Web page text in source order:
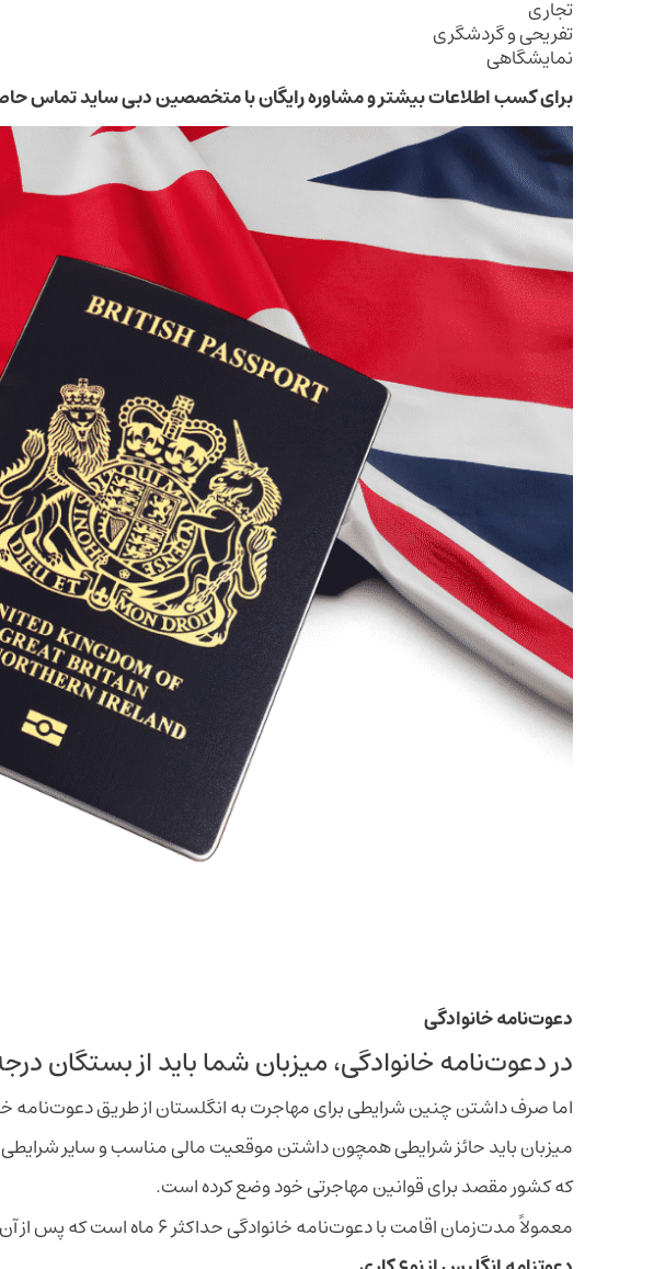
تجاری
تفریحی و گردشگری
نمایشگاهی
برای کسب اطلاعات بیشتر و مشاوره رایگان با متخصصین دبی ساید تماس
دعوت‌نامه خانوادگی
در دعوت‌نامه خانوادگی، میزبان شما باید از بستگان
اما صرف داشتن چنین شرایطی برای مهاجرت به انگلستان از طریق دعوت‌نامه
میزبان باید حائز شرایطی همچون داشتن موقعیت مالی مناسب و سایر
که کشور مقصد برای قوانین مهاجرتی خود وضع کرده است.
معمولاً مدت‌زمان اقامت با دعوت‌نامه خانوادگی حداکثر ۶ ماه است که پس از آن می‌توانید برای دریافت اقامت دائم اقدام نمایید.